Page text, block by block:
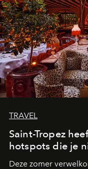
TRAVEL
Saint-Tropez
hotspots die je
Deze zomer